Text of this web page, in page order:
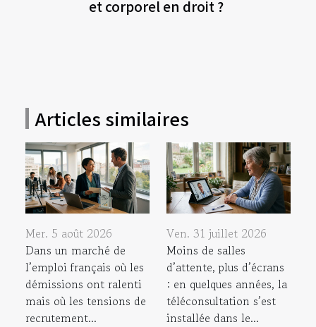
et corporel en droit ?
Articles similaires
Mer. 5 août 2026
Dans un marché de
l’emploi français où les
démissions ont ralenti
mais où les tensions de
recrutement...
Ven. 31 juillet 2026
Moins de salles
d’attente, plus d’écrans
: en quelques années, la
téléconsultation s’est
installée dans le...